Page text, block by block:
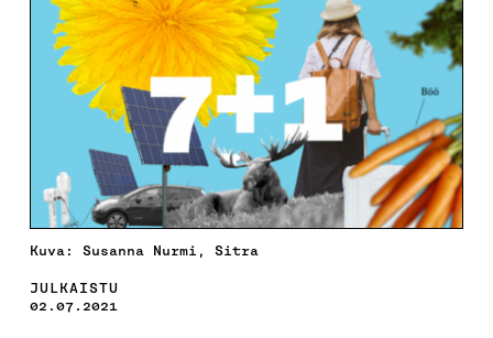
Kuva: Susanna Nurmi, Sitra
JULKAISTU
02.07.2021